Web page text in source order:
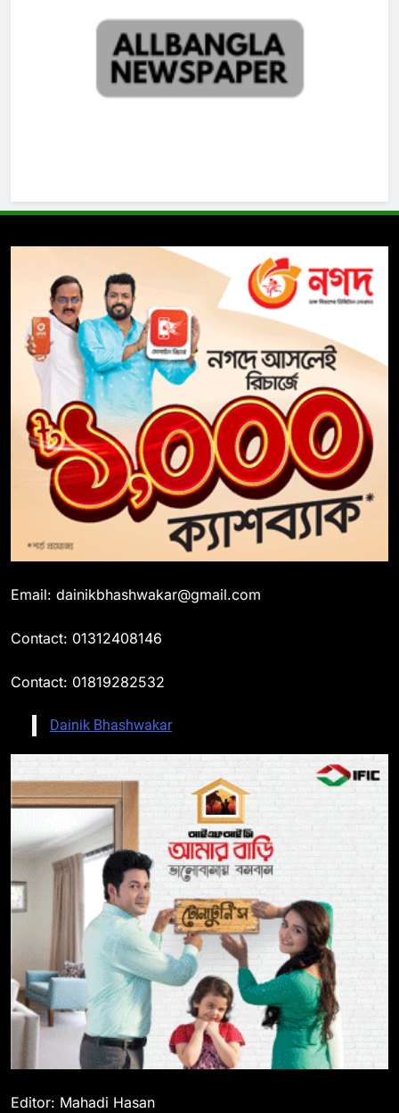
Email: dainikbhashwakar@gmail.com
Contact: 01312408146
Contact: 01819282532
Dainik Bhashwakar
Editor: Mahadi Hasan